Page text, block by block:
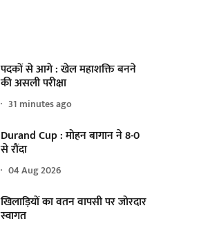
पदकों से आगे : खेल महाशक्ति बनने
की असली परीक्षा
31 minutes ago
Durand Cup : मोहन बागान ने 8-0
से रौंदा
04 Aug 2026
खिलाड़ियों का वतन वापसी पर जोरदार
स्वागत